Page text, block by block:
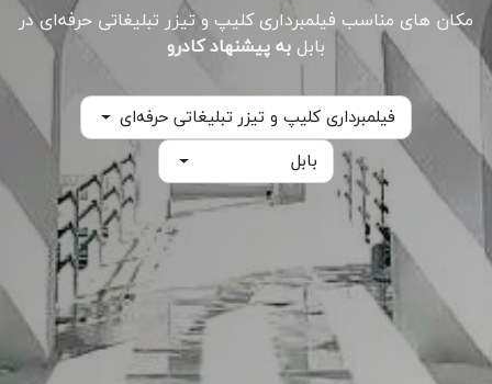
مکان های مناسب فیلمبرداری کلیپ و تیزر تبلیغاتی حرفه‌ای در
بابل به پیشنهاد کادرو
فیلمبرداری کلیپ و تیزر تبلیغاتی حرفه‌ای
بابل